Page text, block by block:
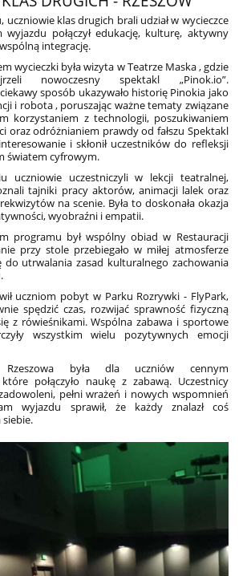
uczniowie klas drugich brali udział w wycieczce
wyjazdu połączył edukację, kulturę, aktywny
integrację.
wycieczki była wizyta w Teatrze Maska, gdzie
nowoczesny spektakl „Pinok.io”.
sposób ukazywało historię Pinokia jako
i robota, poruszając ważne tematy związane
korzystaniem z technologii, poszukiwaniem
oraz odróżnianiem prawdy od fałszu Spektakl
i skłonił uczestników do refleksji
światem cyfrowym.
uczniowie uczestniczyli w lekcji teatralnej,
tajniki pracy aktorów, animacji lalek oraz
na scenie. Była to doskonała okazja
wyobraźni i empatii.
programu był wspólny obiad w Restauracji
przy stole przebiegało w miłej atmosferze
do utrwalania zasad kulturalnego zachowania
uczniom pobyt w Parku Rozrywki - FlyPark,
spędzić czas, rozwijać sprawność fizyczną
z rówieśnikami. Wspólna zabawa i sportowe
wszystkim wielu pozytywnych emocji
była dla uczniów cennym
połączyło naukę z zabawą. Uczestnicy
pełni wrażeń i nowych wspomnień
wyjazdu sprawił, że każdy znalazł coś